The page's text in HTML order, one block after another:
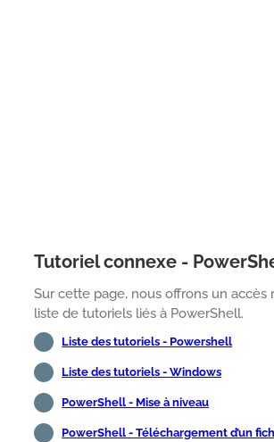
Tutoriel connexe -
Sur cette page, nous offrons un accès
liste de tutoriels liés à PowerShell.
Liste des tutoriels - Powershell
Liste des tutoriels - Windows
PowerShell - Mise à niveau
PowerShell - Téléchargement d’un